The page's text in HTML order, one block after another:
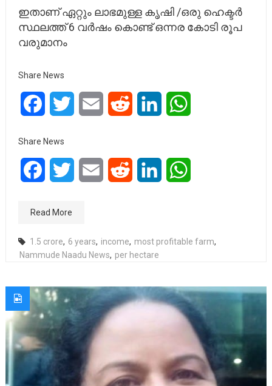
ഇതാണ് ഏറ്റും ലാഭമുള്ള കൃഷി /ഒരു ഹെക്ടർ
സ്ഥലത്ത് 6 വർഷം കൊണ്ട് ഒന്നര കോടി രൂപ
വരുമാനം
Share News
FacebookTwitter Email Reddit LinkedIn
Share News
FacebookTwitter Email Reddit LinkedIn
Read More
1.5 crore, 6 years, income, most profitable farm,
Nammude Naadu News, per hectare